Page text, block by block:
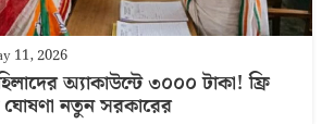
11, 2026
অ্যাকাউন্টে ৩০০০ টাকা! ফ্রি
ঘোষণা নতুন সরকারের